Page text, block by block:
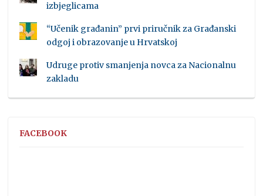
izbjeglicama
“Učenik građanin” prvi priručnik za Građanski
odgoj i obrazovanje u Hrvatskoj
Udruge protiv smanjenja novca za Nacionalnu
zakladu
FACEBOOK